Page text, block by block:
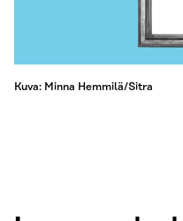
Kuva: Minna Hemmilä/Sitra